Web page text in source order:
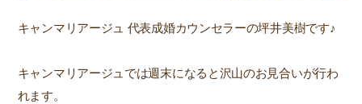
キャンマリアージュ 代表成婚カウンセラーの坪井美樹です♪
キャンマリアージュでは週末になると沢山のお見合いが行わ
れます。